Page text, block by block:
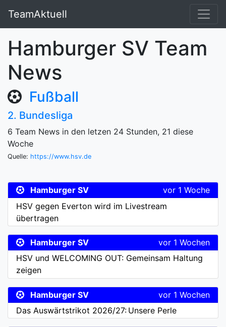
TeamAktuell
Hamburger SV Team
News
Fußball
2. Bundesliga
6 Team News in den letzen 24 Stunden, 21 diese
Woche
Quelle: https://www.hsv.de
Hamburger SV
vor 1 Woche
HSV gegen Everton wird im Livestream
übertragen
Hamburger SV
vor 1 Wochen
HSV und WELCOMING OUT: Gemeinsam Haltung
zeigen
Hamburger SV
vor 1 Wochen
Das Auswärtstrikot 2026/27: Unsere Perle